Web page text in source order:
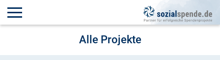
Alle Projekte